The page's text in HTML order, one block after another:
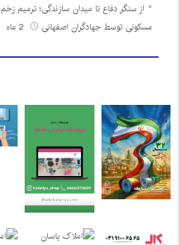
مسکونی توسط جهادگران اصفهانی